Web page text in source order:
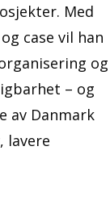
Med
case vil han
og
– og
av Danmark
lavere